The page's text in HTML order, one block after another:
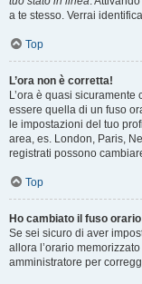
a te stesso. Verrai
Top
L’ora non è corretta!
L’ora è quasi
essere quella di un fuso
le impostazioni del tuo
area, es. London, Paris,
registrati possono
Top
Ho cambiato il fuso
Se sei sicuro di aver
allora l’orario
amministratore per